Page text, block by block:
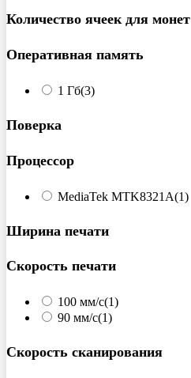
Количество ячеек для монет
Оперативная память
1 Гб(3)
Поверка
Процессор
MediaTek MTK8321A(1)
Ширина печати
Скорость печати
100 мм/с(1)
90 мм/с(1)
Скорость сканирования